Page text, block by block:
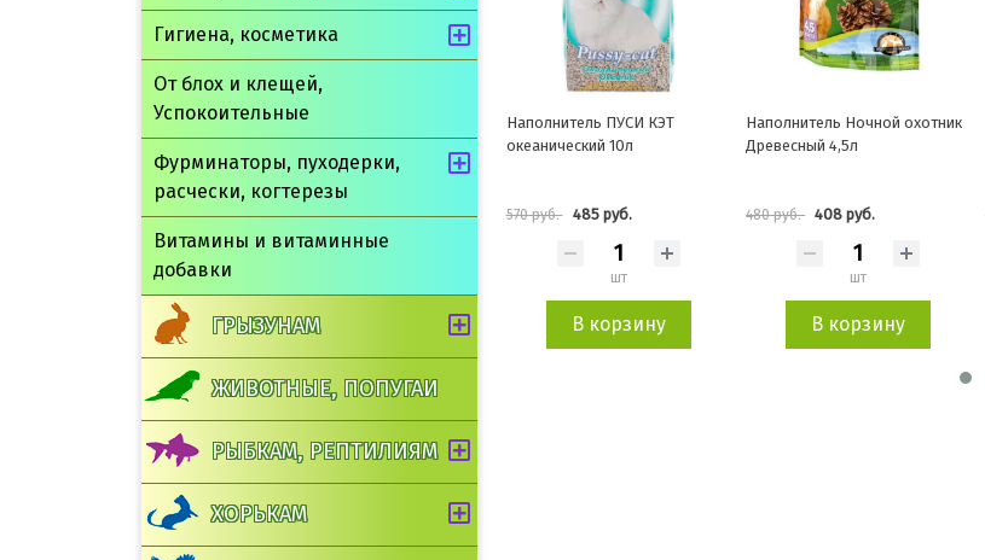
Гигиена, косметика
От блох и клещей,
Успокоительные
Фурминаторы, пуходерки,
расчески, когтерезы
Витамины и витаминные
добавки
ГРЫЗУНАМ
ЖИВОТНЫЕ, ПОПУГАИ
РЫБКАМ, РЕПТИЛИЯМ
ХОРЬКАМ
Наполнитель ПУСИ КЭТ
570 руб. 485 руб.
Наполнитель Ночной охотник
Древесный 4,5л
480 руб. 408 руб.
шт
В корзину
Наполнитель Котяра
комкующийся с
1 080 руб. 918 руб.
шт
В корзину